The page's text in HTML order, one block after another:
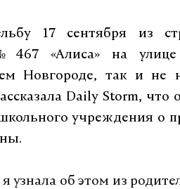
17 сентября из
«Алиса» на улице
Новгороде, так и не
Daily Storm, что
учреждения о
об этом из